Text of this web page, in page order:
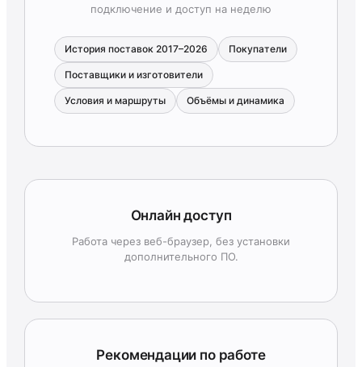
подключение и доступ на неделю
История поставок 2017–2026 Покупатели
Поставщики и изготовители
Условия и маршруты Объёмы и динамика
Онлайн доступ
Работа через веб-браузер, без установки
дополнительного ПО.
Рекомендации по работе